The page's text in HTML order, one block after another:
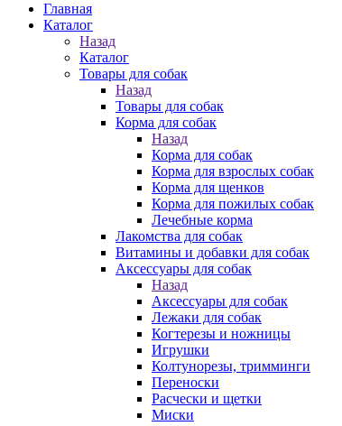
Главная
Каталог
Назад
Каталог
Товары для собак
Назад
Товары для собак
Корма для собак
Назад
Корма для собак
Корма для взрослых собак
Корма для щенков
Корма для пожилых собак
Лечебные корма
Лакомства для собак
Витамины и добавки для собак
Аксессуары для собак
Назад
Аксессуары для собак
Лежаки для собак
Когтерезы и ножницы
Игрушки
Колтунорезы, тримминги
Переноски
Расчески и щетки
Миски